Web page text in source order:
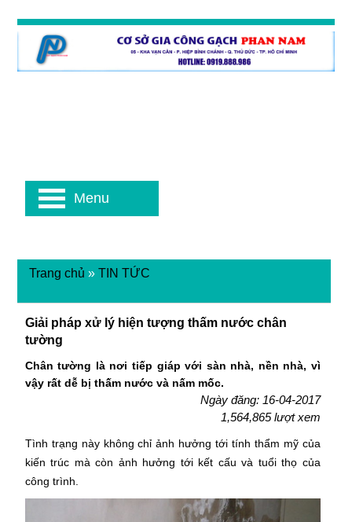
Giải pháp xử lý hiện tượng thấm nước chân
tường
Chân tường là nơi tiếp giáp với sàn nhà, nền nhà, vì
vậy rất dễ bị thấm nước và nấm mốc.
Ngày đăng: 16-04-2017
1,564,865 lượt xem
Tình trạng này không chỉ ảnh hưởng tới tính thẩm mỹ của
kiến trúc mà còn ảnh hưởng tới kết cấu và tuổi thọ của
công trình.
Trang chủ » TIN TỨC
Menu